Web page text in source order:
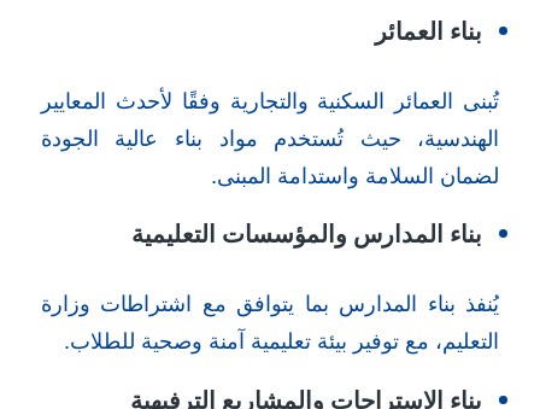
بناء العمائر
تُبنى العمائر السكنية والتجارية وفقًا لأحدث المعايير
الهندسية، حيث تُستخدم مواد بناء عالية الجودة
لضمان السلامة واستدامة المبنى.
بناء المدارس والمؤسسات التعليمية
يُنفذ بناء المدارس بما يتوافق مع اشتراطات وزارة
التعليم، مع توفير بيئة تعليمية آمنة وصحية للطلاب.
بناء الاستراحات والمشاريع الترفيهية